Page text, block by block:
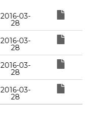
2016-03-
28
2016-03-
28
2016-03-
28
2016-03-
28